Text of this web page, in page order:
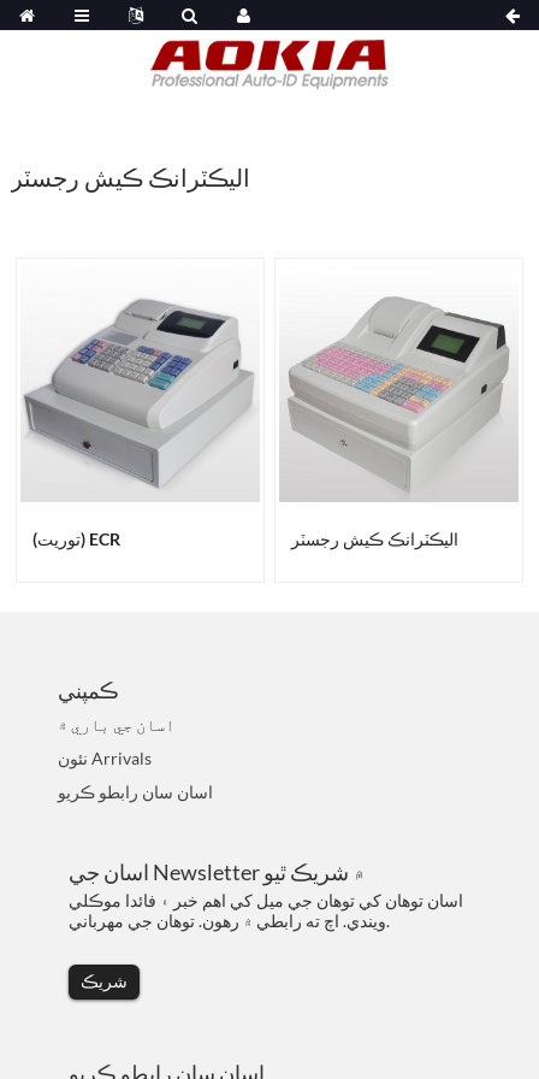
اليڪٽرانڪ ڪيش رجسٽر
(توريت) ECR اليڪٽرانڪ ڪيش رجسٽر
ڪمپني
اسان جي باري ۾
نئون Arrivals
اسان سان رابطو ڪريو
اسان جي Newsletter ۾ شريڪ ٿيو
اسان توهان کي توهان جي ميل کي اهم خبر ۽ فائدا موڪلي
ويندي. اچ ته رابطي ۾ رهون. توهان جي مهرباني.
شريڪ
اسان سان رابطو ڪريو